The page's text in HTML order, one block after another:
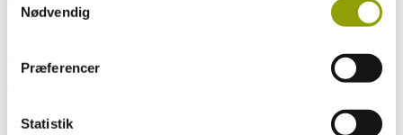
forbindelse med marketing.
Ved at trykke på 'Tillad alle' giver du samtykke til alle
disse formål. Du kan også vælge at tilkendegive, hvilke
checkboksene ud for formålet, og derefter trykke på
Nødvendig
Præferencer
Statistik